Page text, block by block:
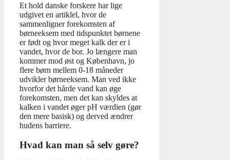
Et hold danske forskere har lige
udgivet en artiklel, hvor de
sammenligner forekomsten af
børneeksem med tidspunktet børnene
er født og hvor meget kalk der er i
vandet, hvor de bor. Jo længere man
kommer mod øst og København, jo
flere børn mellem 0-18 måneder
udvikler børneeksem. Man ved ikke
hvorfor det hårde vand kan øge
forekomsten, men det kan skyldes at
kalken i vandet øger pH værdien (gør
den mere basisk) og derved ændrer
hudens barriere.
Hvad kan man så selv gøre?